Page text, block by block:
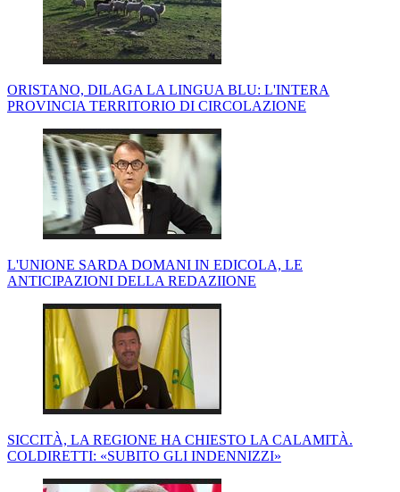
ORISTANO, DILAGA LA LINGUA BLU: L'INTERA
PROVINCIA TERRITORIO DI CIRCOLAZIONE
L'UNIONE SARDA DOMANI IN EDICOLA, LE
ANTICIPAZIONI DELLA REDAZIIONE
SICCITÀ, LA REGIONE HA CHIESTO LA CALAMITÀ.
COLDIRETTI: «SUBITO GLI INDENNIZZI»